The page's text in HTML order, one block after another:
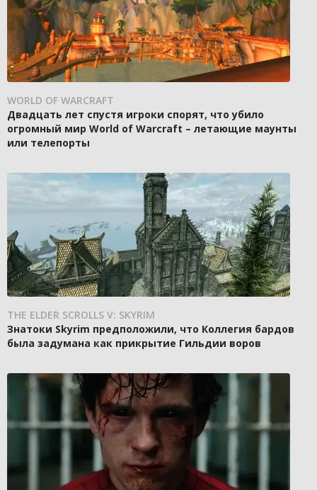
WORLD OF WARCRAFT
Двадцать лет спустя игроки спорят, что убило
огромный мир World of Warcraft – летающие маунты
или телепорты
THE ELDER SCROLLS V: SKYRIM
Знатоки Skyrim предположили, что Коллегия бардов
была задумана как прикрытие Гильдии воров